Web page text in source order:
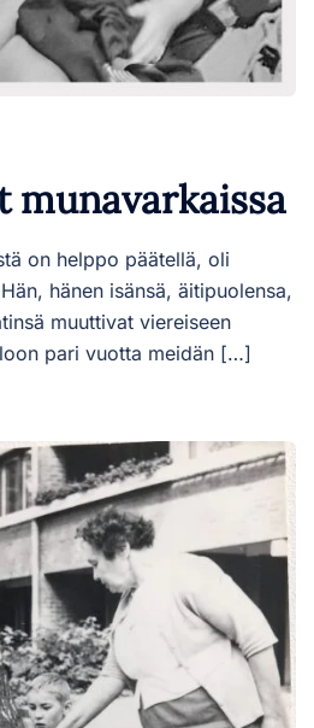
munavarkaissa
on helppo päätellä, oli
hänen isänsä, äitipuolensa,
muuttivat viereiseen
pari vuotta meidän […]